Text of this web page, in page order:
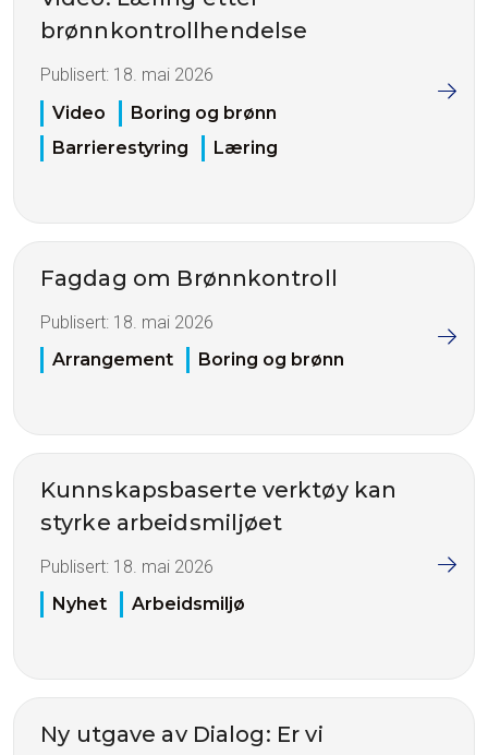
brønnkontrollhendelse
Publisert: 18. mai 2026
Video
Boring og brønn
Barrierestyring
Læring
Fagdag om Brønnkontroll
Publisert: 18. mai 2026
Arrangement
Boring og brønn
Kunnskapsbaserte verktøy kan
styrke arbeidsmiljøet
Publisert: 18. mai 2026
Nyhet
Arbeidsmiljø
Ny utgave av Dialog: Er vi